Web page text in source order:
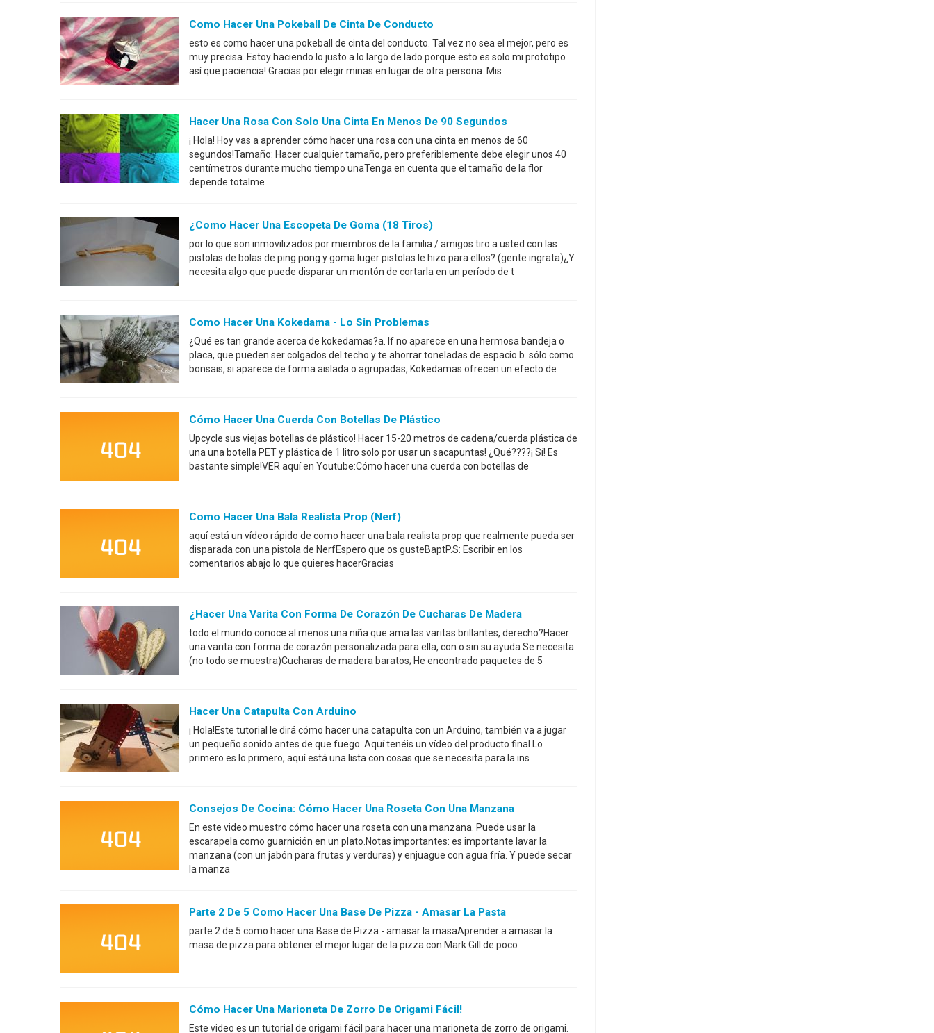
Como Hacer Una Pokeball De Cinta De Conducto
esto es como hacer una pokeball de cinta del conducto. Tal vez no sea el mejor, pero es
muy precisa. Estoy haciendo lo justo a lo largo de lado porque esto es solo mi prototipo
así que paciencia! Gracias por elegir minas en lugar de otra persona. Mis
Hacer Una Rosa Con Solo Una Cinta En Menos De 90 Segundos
¡ Hola! Hoy vas a aprender cómo hacer una rosa con una cinta en menos de 60
segundos!Tamaño: Hacer cualquier tamaño, pero preferiblemente debe elegir unos 40
centímetros durante mucho tiempo unaTenga en cuenta que el tamaño de la flor
depende totalme
¿Como Hacer Una Escopeta De Goma (18 Tiros)
por lo que son inmovilizados por miembros de la familia / amigos tiro a usted con las
pistolas de bolas de ping pong y goma luger pistolas le hizo para ellos? (gente ingrata)¿Y
necesita algo que puede disparar un montón de cortarla en un período de t
Como Hacer Una Kokedama - Lo Sin Problemas
¿Qué es tan grande acerca de kokedamas?a. If no aparece en una hermosa bandeja o
placa, que pueden ser colgados del techo y te ahorrar toneladas de espacio.b. sólo como
bonsais, si aparece de forma aislada o agrupadas, Kokedamas ofrecen un efecto de
Cómo Hacer Una Cuerda Con Botellas De Plástico
Upcycle sus viejas botellas de plástico! Hacer 15-20 metros de cadena/cuerda plástica de
una una botella PET y plástica de 1 litro solo por usar un sacapuntas! ¿Qué????¡ Sí! Es
bastante simple!VER aquí en Youtube:Cómo hacer una cuerda con botellas de
Como Hacer Una Bala Realista Prop (Nerf)
aquí está un vídeo rápido de como hacer una bala realista prop que realmente pueda ser
disparada con una pistola de NerfEspero que os gusteBaptP.S: Escribir en los
comentarios abajo lo que quieres hacerGracias
¿Hacer Una Varita Con Forma De Corazón De Cucharas De Madera
todo el mundo conoce al menos una niña que ama las varitas brillantes, derecho?Hacer
una varita con forma de corazón personalizada para ella, con o sin su ayuda.Se necesita:
(no todo se muestra)Cucharas de madera baratos; He encontrado paquetes de 5
Hacer Una Catapulta Con Arduino
¡ Hola!Este tutorial le dirá cómo hacer una catapulta con un Arduino, también va a jugar
un pequeño sonido antes de que fuego. Aquí tenéis un vídeo del producto final.Lo
primero es lo primero, aquí está una lista con cosas que se necesita para la ins
Consejos De Cocina: Cómo Hacer Una Roseta Con Una Manzana
En este video muestro cómo hacer una roseta con una manzana. Puede usar la
escarapela como guarnición en un plato.Notas importantes: es importante lavar la
manzana (con un jabón para frutas y verduras) y enjuague con agua fría. Y puede secar
la manza
Parte 2 De 5 Como Hacer Una Base De Pizza - Amasar La Pasta
parte 2 de 5 como hacer una Base de Pizza - amasar la masaAprender a amasar la
masa de pizza para obtener el mejor lugar de la pizza con Mark Gill de poco
Cómo Hacer Una Marioneta De Zorro De Origami Fácil!
Este video es un tutorial de origami fácil para hacer una marioneta de zorro de origami.